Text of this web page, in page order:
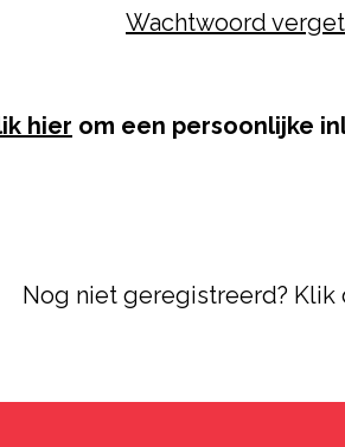
Wachtwoord
hier om een persoonlijke
Nog niet geregistreerd? Klik